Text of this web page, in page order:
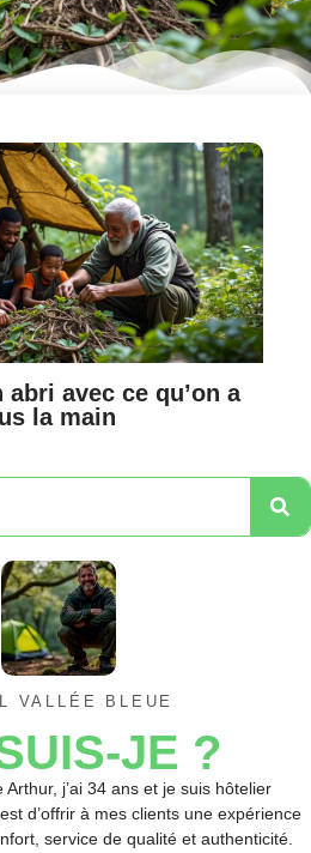
avec ce qu’on a
la main
VALLÉE BLEUE
JE ?
Arthur, j’ai 34 ans et je suis hôtelier
d’offrir à mes clients une expérience
service de qualité et authenticité.